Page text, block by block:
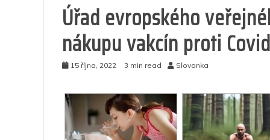
Úřad evropského
nákupu vakcín proti
15 října, 2022 3 min read Slovanka